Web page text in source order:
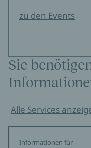
zu den Events
Sie
Alle Services
Informationen für